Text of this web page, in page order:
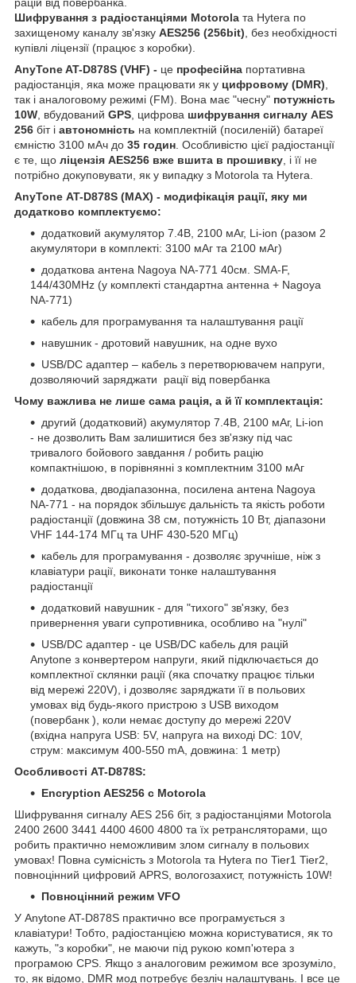
Шифрування з радіостанціями Motorola та Hytera по
захищеному каналу зв'язку AES256 (256bit) , без необхідності
купівлі ліцензії (працює з коробки).
AnyTone AT-D878S (VHF) - це професійна портативна
радіостанція, яка може працювати як у цифровому (DMR)
так і аналоговому режимі (FM). Вона має "чесну" потужність
10W , вбудований GPS , цифрова шифрування сигналу AES
256 біт і автономність на комплектній (посиленій) батареї
ємністю 3100 мАч до 35 годин . Особливістю цієї радіостанції
є те, що ліцензія AES256 вже вшита в прошивку , і її не
потрібно докуповувати, як у випадку з Motorola та Hytera.
AnyTone AT-D878S (МАХ) - модифікація рації, яку ми
додатково комплектуємо:
додатковий акумулятор 7.4В, 2100 мАг, Li-ion (разом 2
акумулятори в комплекті: 3100 мАг та 2100 мАг)
додаткова антена Nagoya NA-771 40см. SMA-F,
144/430MHz (у комплекті стандартна антенна + Nagoya
NA-771)
кабель для програмування та налаштування рації
навушник - дротовий навушник, на одне вухо
USB/DC адаптер – кабель з перетворювачем напруги,
дозволяючий заряджати рації від повербанка
Чому важлива не лише сама рація, а й її комплектація:
другий (додатковий) акумулятор 7.4В, 2100 мАг, Li-ion
- не дозволить Вам залишитися без зв'язку під час
тривалого бойового завдання / робить рацію
компактнішою, в порівнянні з комплектним 3100 мАг
додаткова, дводіапазонна, посилена антена Nagoya
NA-771 - на порядок збільшує дальність та якість роботи
радіостанції (довжина 38 см, потужність 10 Вт, діапазони
VHF 144-174 МГц та UHF 430-520 МГц)
кабель для програмування - дозволяє зручніше, ніж з
клавіатури рації, виконати тонке налаштування
радіостанції
додатковий навушник - для "тихого" зв'язку, без
привернення уваги супротивника, особливо на "нулі"
USB/DC адаптер - це USB/DC кабель для рацій
Anytone з конвертером напруги, який підключається до
комплектної склянки рації (яка спочатку працює тільки
від мережі 220V), і дозволяє заряджати її в польових
умовах від будь-якого пристрою з USB виходом
(повербанк ), коли немає доступу до мережі 220V
(вхідна напруга USB: 5V, напруга на виході DC: 10V,
струм: максимум 400-550 mA, довжина: 1 метр)
Особливості AT-D878S:
Encryption AES256 c Motorola
Шифрування сигналу AES 256 біт, з радіостанціями Motorola
2400 2600 3441 4400 4600 4800 та їх ретрансляторами, що
робить практично неможливим злом сигналу в польових
умовах! Повна сумісність з Моtоrola та Hytera по Tier1 Tier2,
повноцінний цифровий APRS, вологозахист, потужність 10W!
Повноцінний режим VFO
У Anytone AT-D878S практично все програмується з
клавіатури! Тобто, радіостанцією можна користуватися, як то
кажуть, "з коробки", не маючи під рукою комп'ютера з
програмою CPS. Якщо з аналоговим режимом все зрозуміло,
то, як відомо, DMR мод потребує безліч налаштувань. І все це